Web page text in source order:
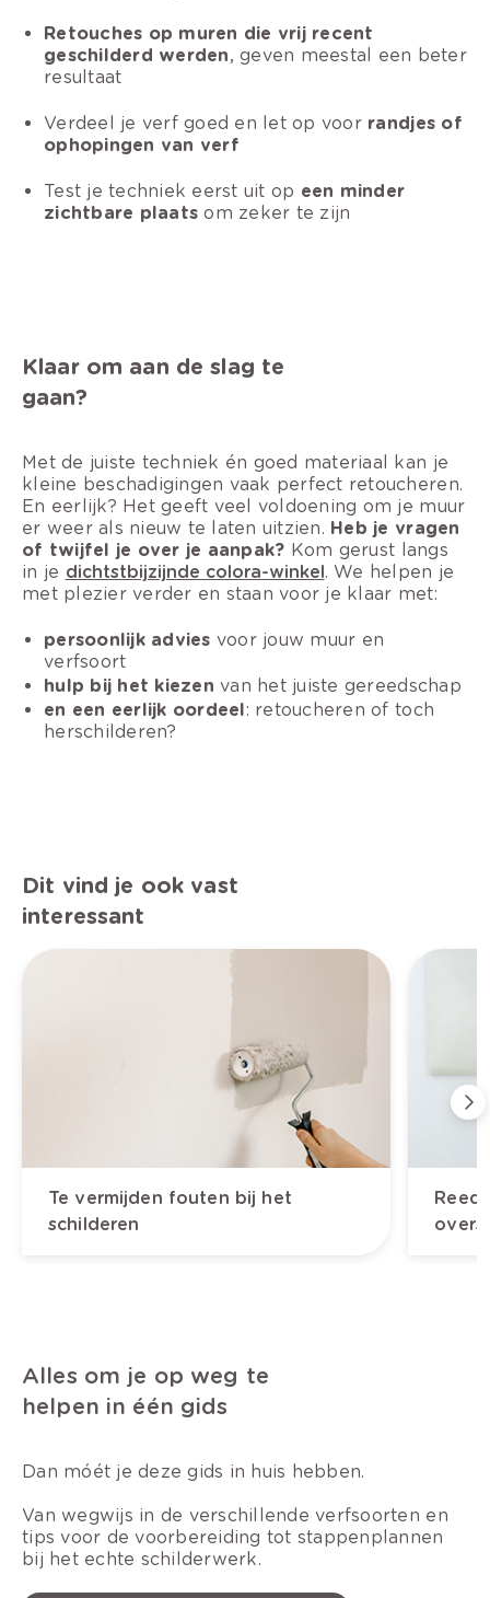
Retouches op muren die vrij recent
geschilderd werden, geven meestal een beter
resultaat
Verdeel je verf goed en let op voorrandjes of
ophopingen van verf
Test je techniek eerst uit op een minder
zichtbare plaats om zeker te zijn
Klaar om aan de slag te
gaan?
Met de juiste techniek én goed materiaal kan je
kleine beschadigingen vaak perfect retoucheren.
En eerlijk? Het geeft veel voldoening om je muur
er weer als nieuw te laten uitzien. Heb je vragen
of twijfel je over je aanpak? Kom gerust langs
in je dichtstbijzijnde colora-winkel. We helpen je
met plezier verder en staan voor je klaar met:
persoonlijk advies voor jouw muur en
verfsoort
hulp bij het kiezenvan het juiste gereedschap
en een eerlijk oordeel: retoucheren of toch
herschilderen?
Dit vind je ook vast
interessant
Te vermijden fouten bij het
schilderen
Alles om je op weg te
helpen in één gids
Dan móét je deze gids in huis hebben.
Van wegwijs in de verschillende verfsoorten en
tips voor de voorbereiding tot stappenplannen
bij het echte schilderwerk.